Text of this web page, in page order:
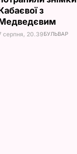
з
серпня, 20.39БУЛЬВАР